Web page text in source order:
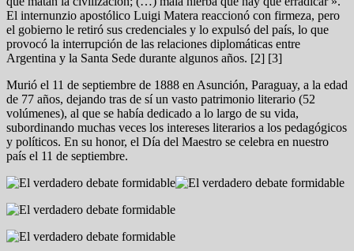
El internunzio apostólico Luigi Matera reaccionó con firmeza, pero
el gobierno le retiró sus credenciales y lo expulsó del país, lo que
provocó la interrupción de las relaciones diplomáticas entre
Argentina y la Santa Sede durante algunos años. [2] [3]
Murió el 11 de septiembre de 1888 en Asunción, Paraguay, a la edad
de 77 años, dejando tras de sí un vasto patrimonio literario (52
volúmenes), al que se había dedicado a lo largo de su vida,
subordinando muchas veces los intereses literarios a los pedagógicos
y políticos. En su honor, el Día del Maestro se celebra en nuestro
país el 11 de septiembre.